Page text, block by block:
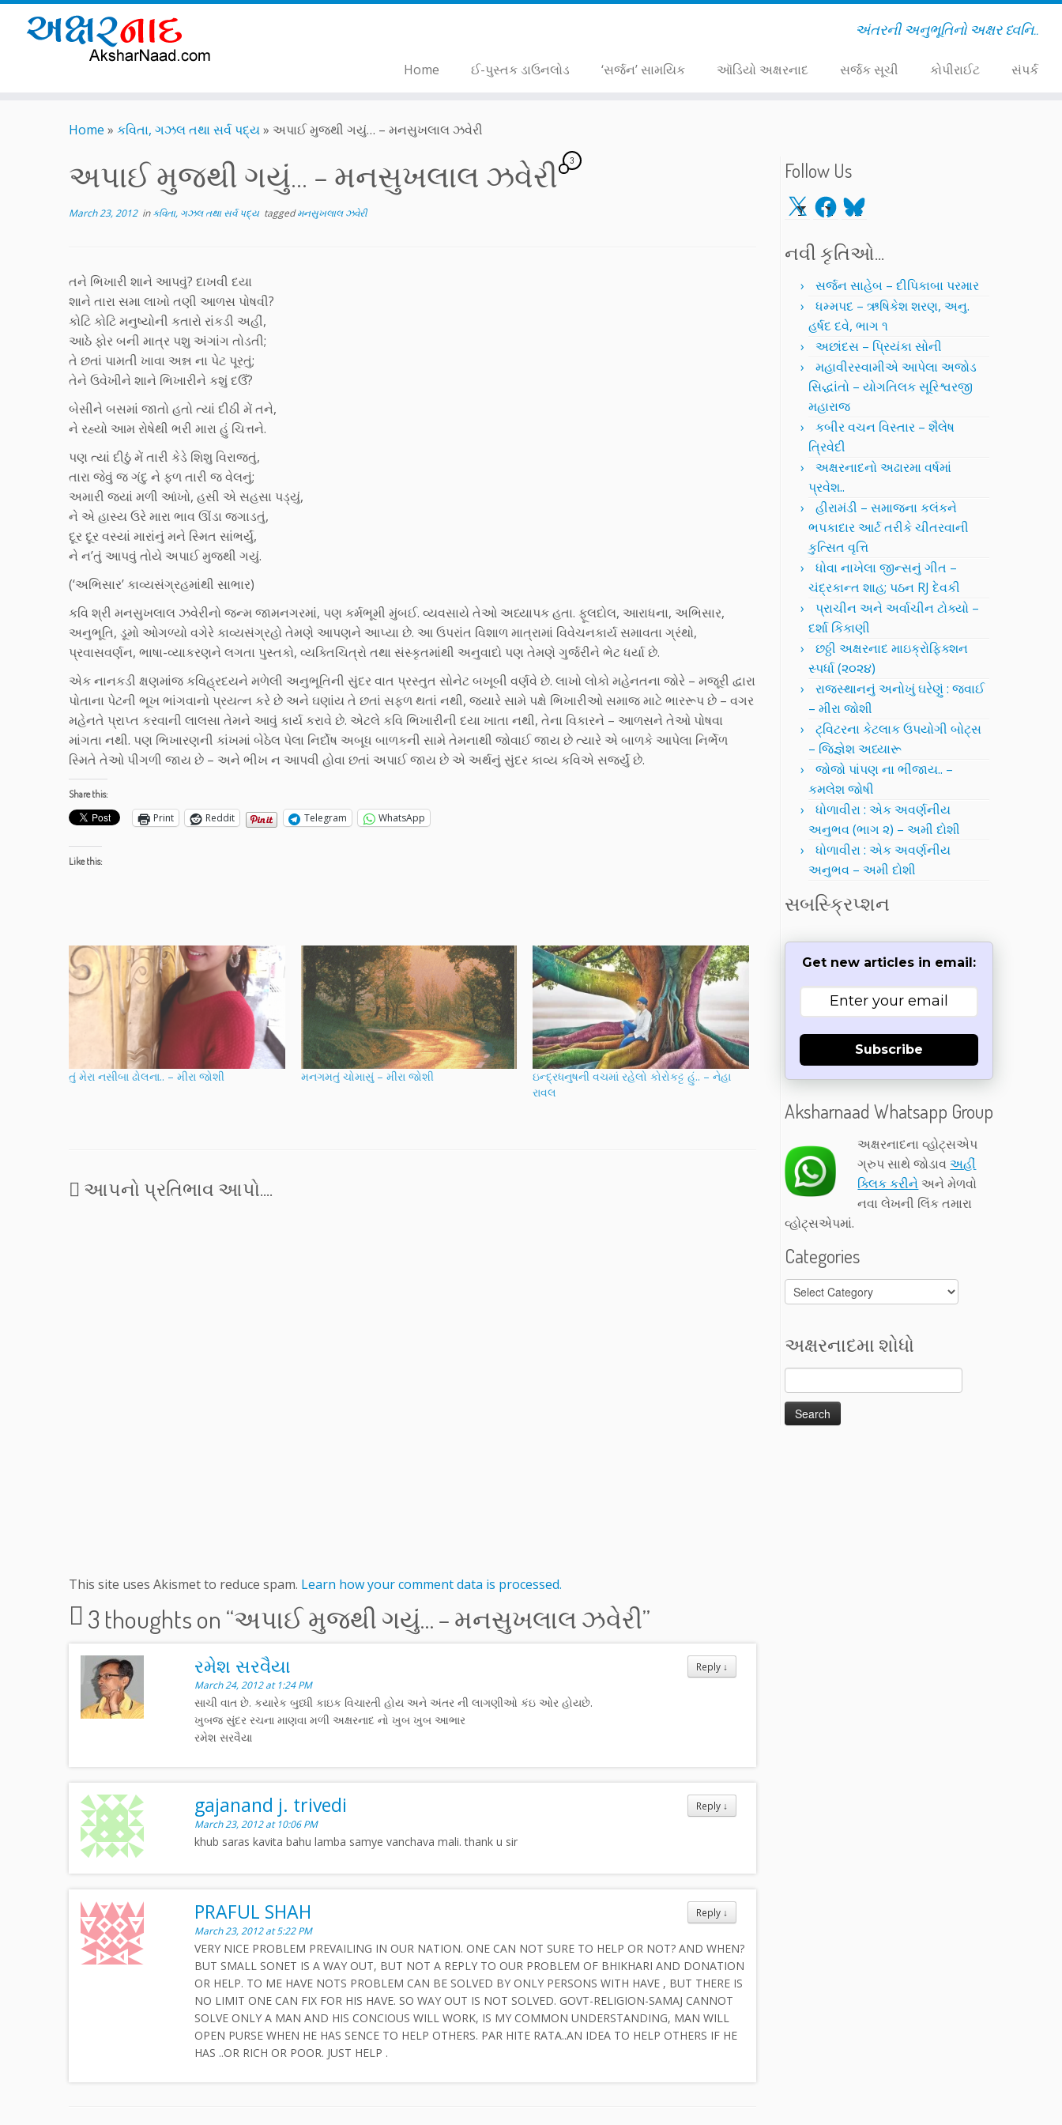
અંતરની અનુભૂતિનો અક્ષર ધ્વનિ..
Home ઈ-પુસ્તક ડાઉનલોડ ‘સર્જન’ સામયિક ઑડિયો અક્ષરનાદ સર્જક સૂચી કોપીરાઈટ સંપર્ક
Home » કવિતા, ગઝલ તથા સર્વ પદ્ય» અપાઈ મુજથી ગયું… – મનસુખલાલ ઝવેરી
અપાઈ મુજથી ગયું… – મનસુખલાલ ઝવેરી 3
March 23, 2012inકવિતા, ગઝલ તથા સર્વ પદ્ય taggedમનસુખલાલ ઝવેરી
તને ભિખારી શાને આપવું? દાખવી દયા
શાને તારા સમા લાખો તણી આળસ પોષવી?
કોટિ કોટિ મનુષ્યોની કતારો રાંકડી અહીં,
આઠે ફોર બની માત્ર પશુ અંગાંગ તોડતી;
તે છતાં પામતી ખાવા અન્ન ના પેટ પૂરતું;
તેને ઉવેખીને શાને ભિખારીને કશું દઉઁ?
બેસીને બસમાં જાતો હતો ત્યાં દીઠી મેં તને,
ને રહ્યો આમ રોષેથી ભરી મારા હું ચિત્તને.
પણ ત્યાં દીઠું મેં તારી કેડે શિશુ વિરાજતું,
તારા જેવું જ ગંદુ ને ફળ તારી જ વેલનું;
અમારી જ્યાં મળી આંખો, હસી એ સહસા પડ્યું,
ને એ હાસ્ય ઉરે મારા ભાવ ઊંડા જગાડતું,
દૂર દૂર વસ્યાં મારાંનું મને સ્મિત સાંભર્યું,
ને ન’તું આપવું તોયે અપાઈ મુજથી ગયું.
(‘અભિસાર’ કાવ્યસંગ્રહમાંથી સાભાર)
કવિ શ્રી મનસુખલાલ ઝવેરીનો જન્મ જામનગરમાં, પણ કર્મભૂમી મુંબઈ. વ્યવસાયે તેઓ અધ્યાપક હતા. ફૂલદોલ, આરાધના, અભિસાર,
અનુભૂતિ, ડૂમો ઓગળ્યો વગેરે કાવ્યસંગ્રહો તેમણે આપણને આપ્યા છે. આ ઉપરાંત વિશાળ માત્રામાં વિવેચનકાર્ય સમાવતા ગ્રંથો,
પ્રવાસવર્ણન, ભાષા-વ્યાકરણને લગતા પુસ્તકો, વ્યક્તિચિત્રો તથા સંસ્કૃતમાંથી અનુવાદો પણ તેમણે ગુર્જરીને ભેટ ધર્યા છે.
એક નાનકડી ક્ષણમાંજ કવિહ્રદયને મળેલી અનુભૂતિની સુંદર વાત પ્રસ્તુત સોનેટ બખૂબી વર્ણવે છે. લાખો લોકો મહેનતના જોરે – મજૂરી દ્વારા
પોતાના પેટની ભૂખ ભાંગવાનો પ્રયત્ન કરે છે અને ઘણાંય તે છતાં સફળ થતાં નથી, જ્યારે સામે પક્ષે ભિખારીઓ સમાજ માટે ભારરૂપ છે – વગર
મહેનતે પ્રાપ્ત કરવાની લાલસા તેમને આવું કાર્ય કરાવે છે. એટલે કવિ ભિખારીની દયા ખાતા નથી, તેના વિકારને – આળસને તેઓ પોષવા
માંગતા નથી. પણ ભિખારણની કાંખમાં બેઠેલ પેલા નિર્દોષ અબૂધ બાળકની સામે તેમનાથી જોવાઈ જાય છે ત્યારે એ બાળકે આપેલા નિર્ભેળ
સ્મિતે તેઓ પીગળી જાય છે – અને ભીખ ન આપવી હોવા છતાં અપાઈ જાય છે એ અર્થનું સુંદર કાવ્ય કવિએ સર્જ્યું છે.
Share this:
Print Reddit Telegram WhatsApp
Like this:
તું મેરા નસીબા ઢોલના.. – મીરા જોશી મનગમતું ચોમાસું – મીરા જોશી
ઇન્દ્રધનુષની વચમાં રહેલો કોરોકટ્ટ હું.. – નેહા
રાવલ
આપનો પ્રતિભાવ આપો....
This site uses Akismet to reduce spam. Learn how your comment data is processed.
3 thoughts on “અપાઈ મુજથી ગયું… – મનસુખલાલ ઝવેરી”
Reply ↓
રમેશ સરવૈયા
March 24, 2012 at 1:24 PM
સાચી વાત છે. કયારેક બુધ્ધી કાઇક વિચારતી હોય અને અંતર ની લાગણીઓ કંઇ ઓર હોયછે.
ખુબજ સુંદર રચના માણવા મળી અક્ષરનાદ નો ખુબ ખુબ આભાર
રમેશ સરવૈયા
Reply ↓
gajanand j. trivedi
March 23, 2012 at 10:06 PM
khub saras kavita bahu lamba samye vanchava mali. thank u sir
Reply ↓
PRAFUL SHAH
March 23, 2012 at 5:22 PM
VERY NICE PROBLEM PREVAILING IN OUR NATION. ONE CAN NOT SURE TO HELP OR NOT? AND WHEN?
BUT SMALL SONET IS A WAY OUT, BUT NOT A REPLY TO OUR PROBLEM OF BHIKHARI AND DONATION
OR HELP. TO ME HAVE NOTS PROBLEM CAN BE SOLVED BY ONLY PERSONS WITH HAVE , BUT THERE IS
NO LIMIT ONE CAN FIX FOR HIS HAVE. SO WAY OUT IS NOT SOLVED. GOVT-RELIGION-SAMAJ CANNOT
SOLVE ONLY A MAN AND HIS CONCIOUS WILL WORK, IS MY COMMON UNDERSTANDING, MAN WILL
OPEN PURSE WHEN HE HAS SENCE TO HELP OTHERS. PAR HITE RATA..AN IDEA TO HELP OTHERS IF HE
HAS ..OR RICH OR POOR. JUST HELP .
Follow Us
X Facebook
Bluesky
નવી કૃતિઓ…
સર્જન સાહેબ – દીપિકાબા પરમાર
ધમ્મપદ – ઋષિકેશ શરણ, અનુ.
હર્ષદ દવે, ભાગ ૧
અછાંદસ – પ્રિયંકા સોની
મહાવીરસ્વામીએ આપેલા અજોડ
સિદ્ધાંતો – યોગતિલક સૂરિશ્વરજી
મહારાજ
કબીર વચન વિસ્તાર – શૈલેષ
ત્રિવેદી
અક્ષરનાદનો અઢારમા વર્ષમાં
પ્રવેશ..
હીરામંડી – સમાજના કલંકને
ભપકાદાર આર્ટ તરીકે ચીતરવાની
કુત્સિત વૃત્તિ
ધોવા નાખેલા જીન્સનું ગીત –
ચંદ્રકાન્ત શાહ; પઠન RJ દેવકી
પ્રાચીન અને અર્વાચીન ટોક્યો –
દર્શા કિકાણી
છઠ્ઠી અક્ષરનાદ માઇક્રોફિક્શન
સ્પર્ધા (૨૦૨૪)
રાજસ્થાનનું અનોખું ઘરેણું : જવાઈ
– મીરા જોશી
ટ્વિટરના કેટલાક ઉપયોગી બોટ્સ
– જિજ્ઞેશ અધ્યારૂ
જોજો પાંપણ ના ભીંજાય.. –
કમલેશ જોષી
ધોળાવીરા : એક અવર્ણનીય
અનુભવ (ભાગ ૨) – અમી દોશી
ધોળાવીરા : એક અવર્ણનીય
અનુભવ – અમી દોશી
સબસ્ક્રિપ્શન
Get new articles in email:
Subscribe
Aksharnaad Whatsapp Group
અક્ષરનાદના વ્હોટ્સએપ
ગ્રુપ સાથે જોડાવઅહીં
ક્લિક કરીને અને મેળવો
નવા લેખની લિંક તમારા
વ્હોટ્સએપમાં.
Categories
Categories
અક્ષરનાદમા શોધો